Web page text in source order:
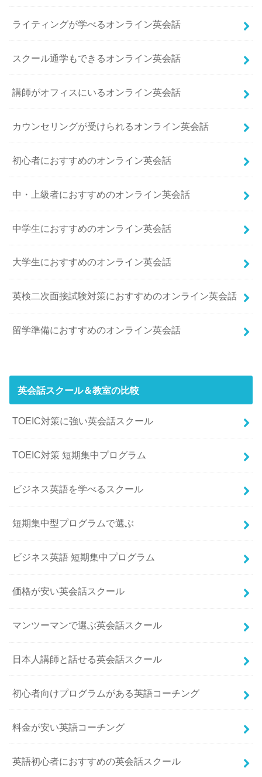
ライティングが学べるオンライン英会話
スクール通学もできるオンライン英会話
講師がオフィスにいるオンライン英会話
カウンセリングが受けられるオンライン英会話
初心者におすすめのオンライン英会話
中・上級者におすすめのオンライン英会話
中学生におすすめのオンライン英会話
大学生におすすめのオンライン英会話
英検二次面接試験対策におすすめのオンライン英会話
留学準備におすすめのオンライン英会話
英会話スクール＆教室の比較
TOEIC対策に強い英会話スクール
TOEIC対策 短期集中プログラム
ビジネス英語を学べるスクール
短期集中型プログラムで選ぶ
ビジネス英語 短期集中プログラム
価格が安い英会話スクール
マンツーマンで選ぶ英会話スクール
日本人講師と話せる英会話スクール
初心者向けプログラムがある英語コーチング
料金が安い英語コーチング
英語初心者におすすめの英会話スクール